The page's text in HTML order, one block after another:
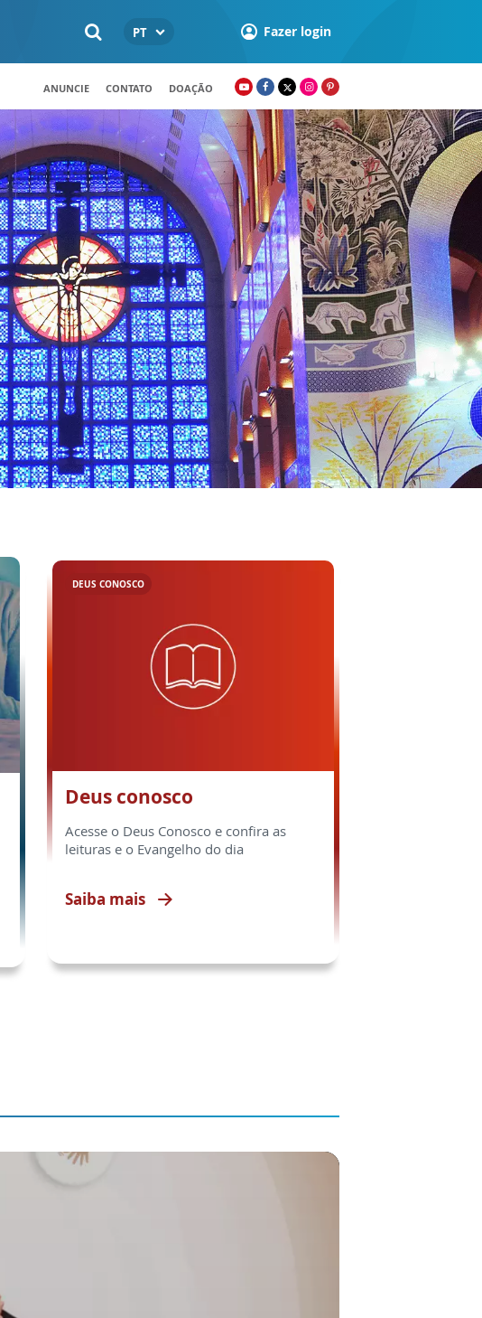
PT Fazer login
ANUNCIE CONTATO DOAÇÃO
DEUS CONOSCO
Deus conosco
Acesse o Deus Conosco e confira as
leituras e o Evangelho do dia
Saiba mais